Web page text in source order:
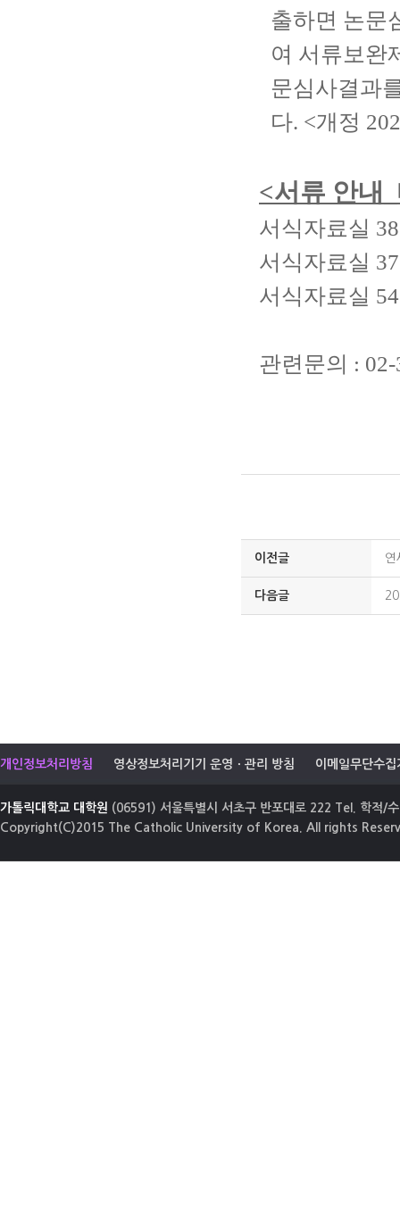
출하면 논문
여 서류보완
문심사결과
다. <개정
<서류 안내
서식자료실 38
서식자료실 37
서식자료실 54
관련문의 :
이전글 연
다음글
개인정보처리방침 영상정보처리기기 운영ㆍ관리 방침 이메일무단수집
가톨릭대학교 대학원 (06591) 서울특별시 서초구 반포대로 222 Tel. 학적/
Copyright(C)2015 The Catholic University of Korea. All rights